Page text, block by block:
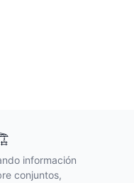
información
conjuntos,